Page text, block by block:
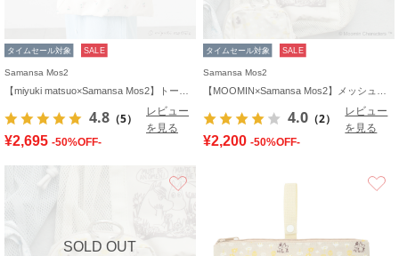
タイムセール対象 SALE
Samansa Mos2
4.8 （5）
レビュー
を見る
¥2,695 -50%OFF-
タイムセール対象 SALE
Samansa Mos2
4.0 （2）
レビュー
を見る
¥2,200 -50%OFF-
SOLD OUT